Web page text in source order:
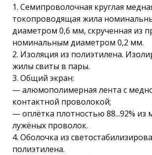
1. Семипроволочная круглая
токопроводящая жила
диаметром 0,6 мм, скрученная из
номинальным диаметром 0,2 мм.
2. Изоляция из полиэтилена.
жилы свиты в пары.
3. Общий экран:
— алюмополимерная лента с
контактной проволокой;
— оплётка плотностью 88...92% из
лужёных проволок.
4. Оболочка из
полиэтилена.